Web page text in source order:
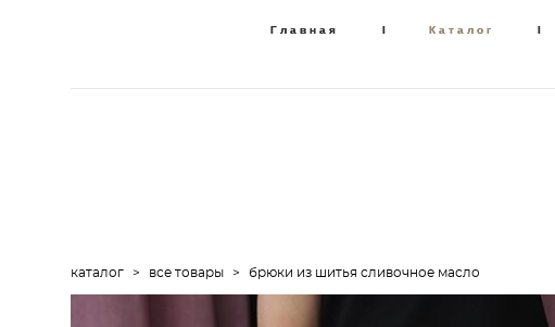
Главная I Каталог I
Главная I Каталог I
каталог > все товары > брюки из шитья сливочное масло